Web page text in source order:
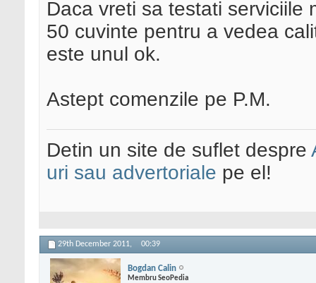
Daca vreti sa testati serviciile
50 cuvinte pentru a vedea
este unul ok.
Astept comenzile pe P.M.
Detin un site de suflet despre
uri sau advertoriale pe el!
29th December 2011, 00:39
Bogdan Calin
Membru SeoPedia